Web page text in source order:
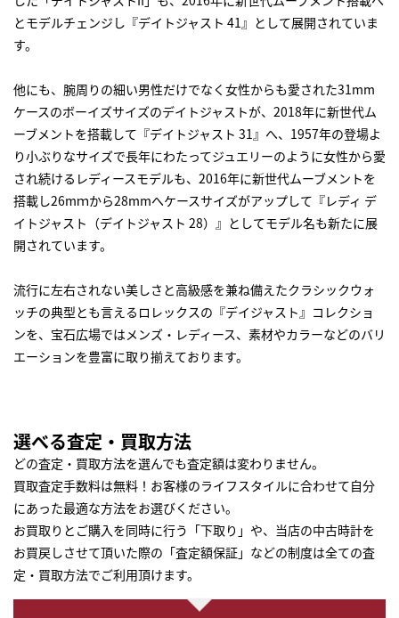
とモデルチェンジし『デイトジャスト 41』として展開されていま
す。
他にも、腕周りの細い男性だけでなく女性からも愛された31mm
ケースのボーイズサイズのデイトジャストが、2018年に新世代ム
ーブメントを搭載して『デイトジャスト 31』へ、1957年の登場よ
り小ぶりなサイズで長年にわたってジュエリーのように女性から愛
され続けるレディースモデルも、2016年に新世代ムーブメントを
搭載し26mｍから28mmへケースサイズがアップして『レディ デ
イトジャスト（デイトジャスト 28）』としてモデル名も新たに展
開されています。
流行に左右されない美しさと高級感を兼ね備えたクラシックウォ
ッチの典型とも言えるロレックスの『デイジャスト』コレクショ
ンを、宝石広場ではメンズ・レディース、素材やカラーなどのバリ
エーションを豊富に取り揃えております。
選べる査定・買取方法
どの査定・買取方法を選んでも査定額は変わりません。
買取査定手数料は無料！お客様のライフスタイルに合わせて自分
にあった最適な方法をお選びください。
お買取りとご購入を同時に行う「下取り」や、当店の中古時計を
お買戻しさせて頂いた際の「査定額保証」などの制度は全ての査
定・買取方法でご利用頂けます。